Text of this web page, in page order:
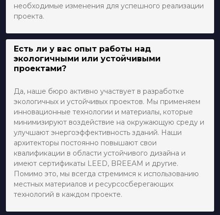
необходимые изменения для успешного реализации
проекта.
Есть ли у вас опыт работы над
экологичными или устойчивыми
проектами?
Да, наше бюро активно участвует в разработке
экологичных и устойчивых проектов. Мы применяем
инновационные технологии и материалы, которые
минимизируют воздействие на окружающую среду и
улучшают энергоэффективность зданий. Наши
архитекторы постоянно повышают свои
квалификации в области устойчивого дизайна и
имеют сертификаты LEED, BREEAM и другие.
Помимо это, мы всегда стремимся к использованию
местных материалов и ресурсосберегающих
технологий в каждом проекте.